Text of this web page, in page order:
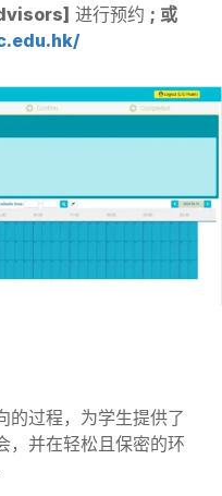
进行预约 ; 或
的过程，为学生提供了
，并在轻松且保密的环